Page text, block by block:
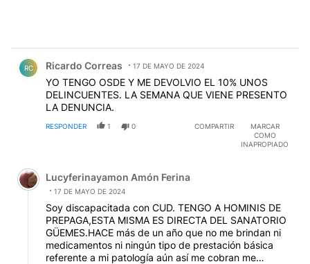
RC Ricardo Correas 17 DE MAYO DE 2024
YO TENGO OSDE Y ME DEVOLVIO EL 10% UNOS
DELINCUENTES. LA SEMANA QUE VIENE PRESENTO
LA DENUNCIA.
RESPONDER 1 0 COMPARTIR
MARCAR
COMO
INAPROPIADO
Comentario de Lucyferinayamon Amón Ferina.
Lucyferinayamon Amón Ferina
17 DE MAYO DE 2024
Soy discapacitada con CUD. TENGO A HOMINIS DE
PREPAGA,ESTA MISMA ES DIRECTA DEL SANATORIO
GÜEMES.HACE más de un año que no me brindan ni
medicamentos ni ningún tipo de prestación básica
referente a mi patología aún así me cobran me